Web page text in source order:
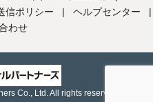
信ポリシー | ヘルプセンター
|
わせ
Co., Ltd. All rights reserved